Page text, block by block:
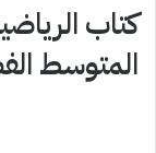
كتاب
المتوسط